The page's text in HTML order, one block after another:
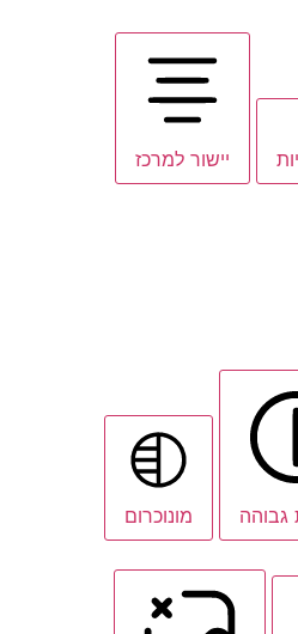
יישור למרכז
גבוהה
מונוכרום